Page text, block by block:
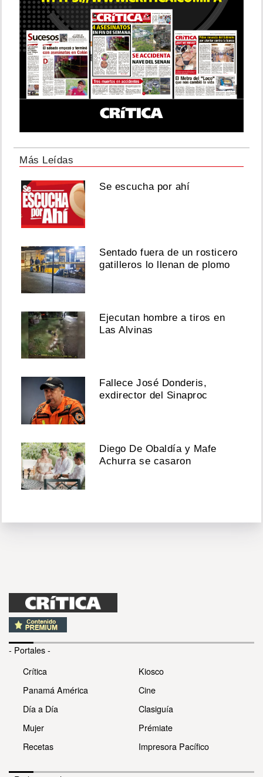
Más Leídas
Se escucha por ahí
Sentado fuera de un rosticero
gatilleros lo llenan de plomo
Ejecutan hombre a tiros en
Las Alvinas
Fallece José Donderis,
exdirector del Sinaproc
Diego De Obaldía y Mafe
Achurra se casaron
- Portales -
Crítica
Panamá América
Día a Día
Mujer
Recetas
Kiosco
Cine
Clasiguía
Prémiate
Impresora Pacífico